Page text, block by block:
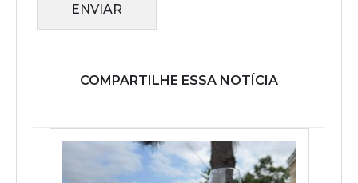
ENVIAR
COMPARTILHE ESSA NOTÍCIA